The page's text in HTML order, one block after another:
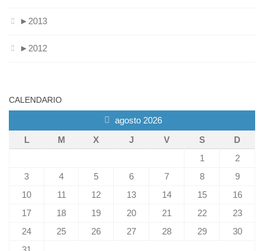
► 2013
► 2012
CALENDARIO
agosto 2026
L
M X J V S
D
1
2
3
4 5 6 7 8
9
10
11 12 13 14 15
16
17
18 19 20 21 22
23
24
25 26 27 28 29
30